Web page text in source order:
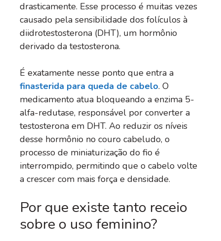
drasticamente. Esse processo é muitas vezes
causado pela sensibilidade dos folículos à
diidrotestosterona (DHT), um hormônio
derivado da testosterona.
É exatamente nesse ponto que entra a
finasterida para queda de cabelo. O
medicamento atua bloqueando a enzima 5-
alfa-redutase, responsável por converter a
testosterona em DHT. Ao reduzir os níveis
desse hormônio no couro cabeludo, o
processo de miniaturização do fio é
interrompido, permitindo que o cabelo volte
a crescer com mais força e densidade.
Por que existe tanto receio
sobre o uso feminino?